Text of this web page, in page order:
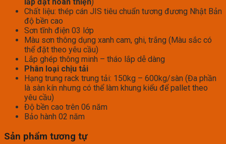
Chất liệu: thép cán JIS tiêu chuẩn tương đương Nhật Bản
độ bền cao
Sơn tĩnh điện 03 lớp
Màu sơn thông dụng xanh cam, ghi, trắng (Màu sắc có
thể đặt theo yêu cầu)
Lắp ghép thông minh – tháo lắp dễ dàng
Phân loại chịu tải
Hạng trung rack trung tải: 150kg – 600kg/sàn (Đa phần
là sàn kín nhưng có thể làm khung kiểu để pallet theo
yêu cầu)
Độ bền cao trên 06 năm
Bảo hành 02 năm
Sản phẩm tương tự